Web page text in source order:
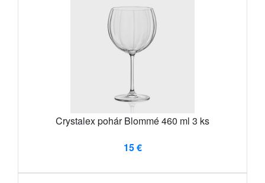
Crystalex pohár Blommé 460 ml 3 ks
15 €